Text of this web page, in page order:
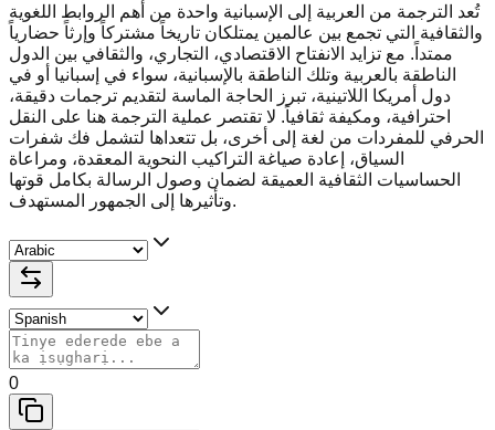
تُعد الترجمة من العربية إلى الإسبانية واحدة من أهم الروابط اللغوية
والثقافية التي تجمع بين عالمين يمتلكان تاريخاً مشتركاً وإرثاً حضارياً
ممتداً. مع تزايد الانفتاح الاقتصادي، التجاري، والثقافي بين الدول
الناطقة بالعربية وتلك الناطقة بالإسبانية، سواء في إسبانيا أو في
دول أمريكا اللاتينية، تبرز الحاجة الماسة لتقديم ترجمات دقيقة،
احترافية، ومكيفة ثقافياً. لا تقتصر عملية الترجمة هنا على النقل
الحرفي للمفردات من لغة إلى أخرى، بل تتعداها لتشمل فك شفرات
السياق، إعادة صياغة التراكيب النحوية المعقدة، ومراعاة
الحساسيات الثقافية العميقة لضمان وصول الرسالة بكامل قوتها
وتأثيرها إلى الجمهور المستهدف.
0